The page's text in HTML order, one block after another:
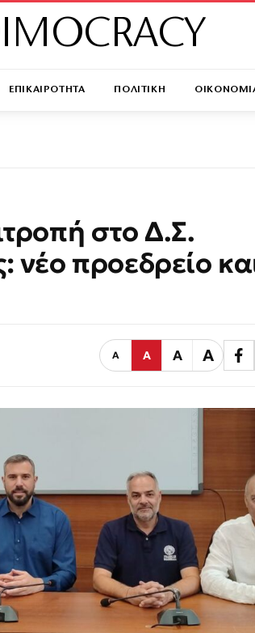
ΕΠΙΚΑΙΡΟΤΗΤΑ ΠΟΛΙΤΙΚΗ
στο Δ.Σ.
νέο προεδρείο
Α Α Α Α